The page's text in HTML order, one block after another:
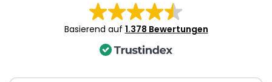
Basierend auf 1.378 Bewertungen